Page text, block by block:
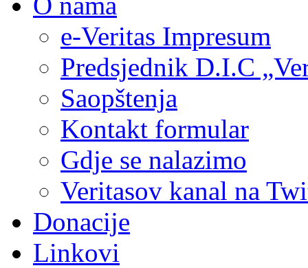
e-Veritas Impresum
Predsjednik D.I.C
Saopštenja
Kontakt formular
Gdje se nalazimo
Veritasov kanal na
Donacije
Linkovi